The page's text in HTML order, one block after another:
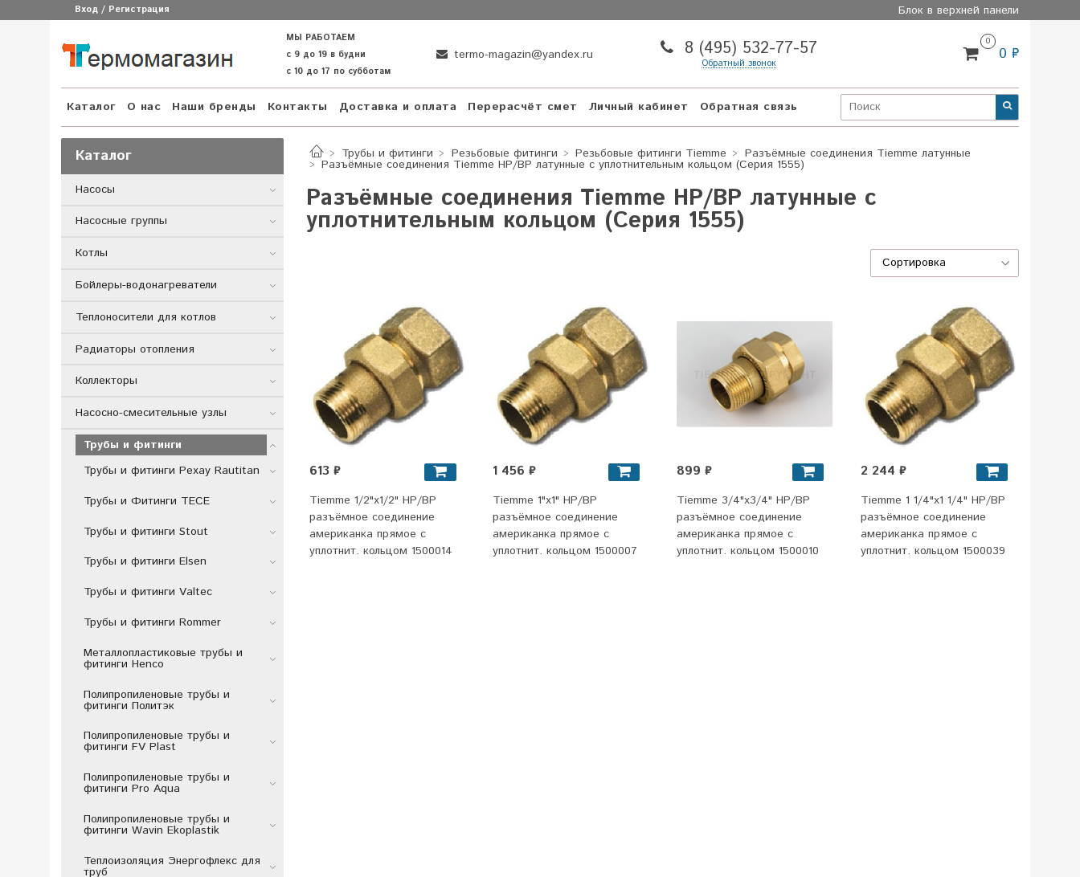
Вход / Регистрация Блок в верхней панели
МЫ РАБОТАЕМ
с 9 до 19 в будни
с 10 до 17 по субботам
termo-magazin@yandex.ru 8 (495) 532-77-57
Обратный звонок
0
0 ₽
Каталог О нас Наши бренды Контакты Доставка и оплата Перерасчёт смет Личный кабинет Обратная связь
Трубы и фитинги Резьбовые фитинги Резьбовые фитинги Tiemme Разъёмные соединения Tiemme латунные
Разъёмные соединения Tiemme НР/ВР латунные с уплотнительным кольцом (Серия 1555)
Разъёмные соединения Tiemme НР/ВР латунные с
уплотнительным кольцом (Серия 1555)
613 ₽
Tiemme 1/2"x1/2" НР/ВР
разъёмное соединение
американка прямое с
уплотнит. кольцом 1500014
1 456 ₽
Tiemme 1"x1" НР/ВР
разъёмное соединение
американка прямое с
уплотнит. кольцом 1500007
899 ₽
Tiemme 3/4"x3/4" НР/ВР
разъёмное соединение
американка прямое с
уплотнит. кольцом 1500010
2 244 ₽
Tiemme 1 1/4"x1 1/4" НР/ВР
разъёмное соединение
американка прямое с
уплотнит. кольцом 1500039
Каталог
Насосы
Насосные группы
Котлы
Бойлеры-водонагреватели
Теплоносители для котлов
Радиаторы отопления
Коллекторы
Насосно-смесительные узлы
Трубы и фитинги
Трубы и фитинги Рехау Rautitan
Трубы и Фитинги TECE
Трубы и фитинги Stout
Трубы и фитинги Elsen
Трубы и фитинги Valtec
Трубы и фитинги Rommer
Металлопластиковые трубы и
фитинги Henco
Полипропиленовые трубы и
фитинги Политэк
Полипропиленовые трубы и
фитинги FV Plast
Полипропиленовые трубы и
фитинги Pro Aqua
Полипропиленовые трубы и
фитинги Wavin Ekoplastik
Теплоизоляция Энергофлекс для
труб